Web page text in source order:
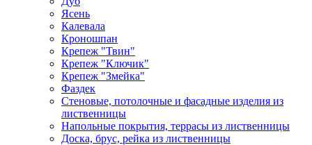
Ясень
Калевала
Кроношпан
Крепеж "Твин"
Крепеж "Ключик"
Крепеж "Змейка"
Фаздек
Стеновые, потолочные и фасадные изделия из
лиственницы
Напольные покрытия, террасы из лиственницы
Доска, брус, рейка из лиственницы